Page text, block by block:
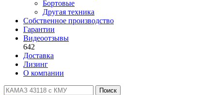
Бортовые
Другая техника
Собственное производство
Гарантии
Видеоотзывы
642
Доставка
Лизинг
О компании
Поиск